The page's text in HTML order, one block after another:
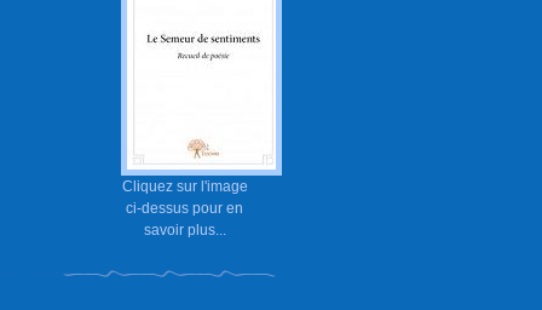
Cliquez sur l'image
ci-dessus pour en
savoir plus...